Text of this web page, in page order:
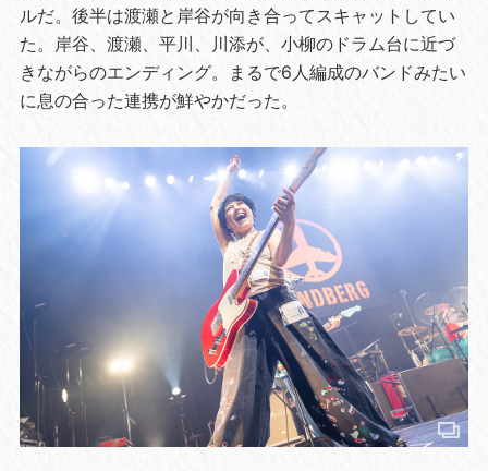
ルだ。後半は渡瀬と岸谷が向き合ってスキャットしてい
た。岸谷、渡瀬、平川、川添が、小柳のドラム台に近づ
きながらのエンディング。まるで6人編成のバンドみたい
に息の合った連携が鮮やかだった。